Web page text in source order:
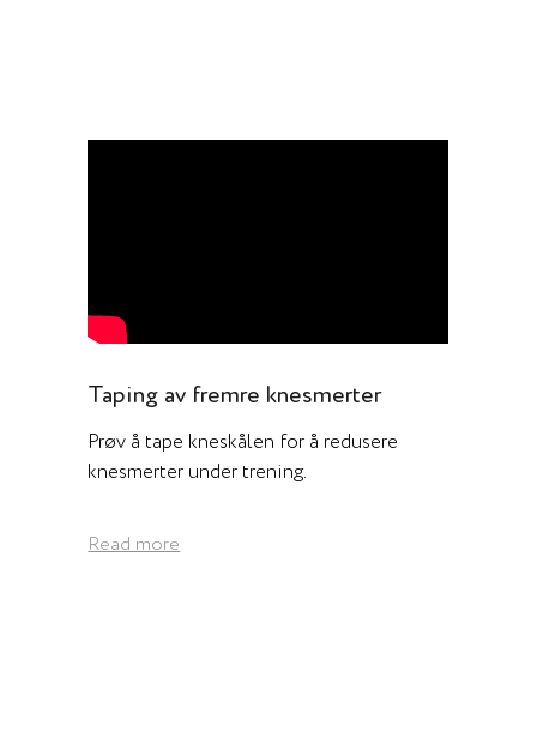
Taping av fremre knesmerter
Prøv å tape kneskålen for å redusere
knesmerter under trening.
Read more